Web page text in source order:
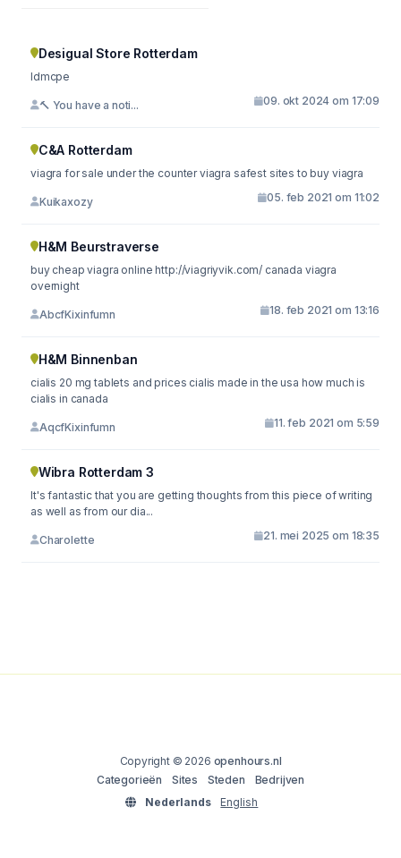
Desigual Store Rotterdam
ldmcpe
🔨 You have a noti... 09. okt 2024 om 17:09
C&A Rotterdam
viagra for sale under the counter viagra safest sites to buy viagra
Kuikaxozy 05. feb 2021 om 11:02
H&M Beurstraverse
buy cheap viagra online http://viagriyvik.com/ canada viagra
overnight
AbcfKixinfumn 18. feb 2021 om 13:16
H&M Binnenban
cialis 20 mg tablets and prices cialis made in the usa how much is
cialis in canada
AqcfKixinfumn 11. feb 2021 om 5:59
Wibra Rotterdam 3
It's fantastic that you are getting thoughts from this piece of writing
as well as from our dia...
Charolette 21. mei 2025 om 18:35
Copyright © 2026 openhours.nl
Categorieën
Sites Steden
Bedrijven
Nederlands
English